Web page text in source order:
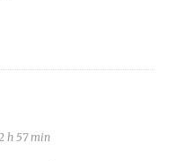
h 57 min